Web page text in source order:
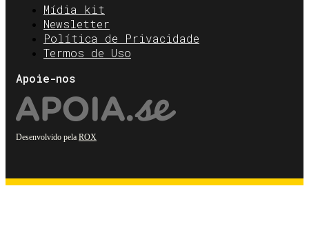
Mídia kit
Newsletter
Política de Privacidade
Termos de Uso
Apoie-nos
Desenvolvido pela ROX